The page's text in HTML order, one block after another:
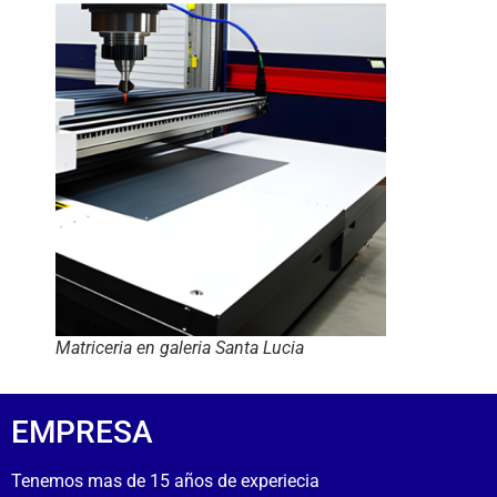
Matriceria en galeria Santa Lucia
EMPRESA
Tenemos mas de 15 años de experiecia